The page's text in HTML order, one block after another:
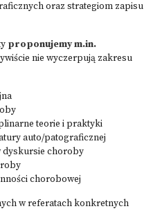
oraz strategiom zapisu
proponujemy m.in.
nie wyczerpują zakresu
teorie i praktyki
auto/patograficznej
dyskursie choroby
chorobowej
w referatach konkretnych